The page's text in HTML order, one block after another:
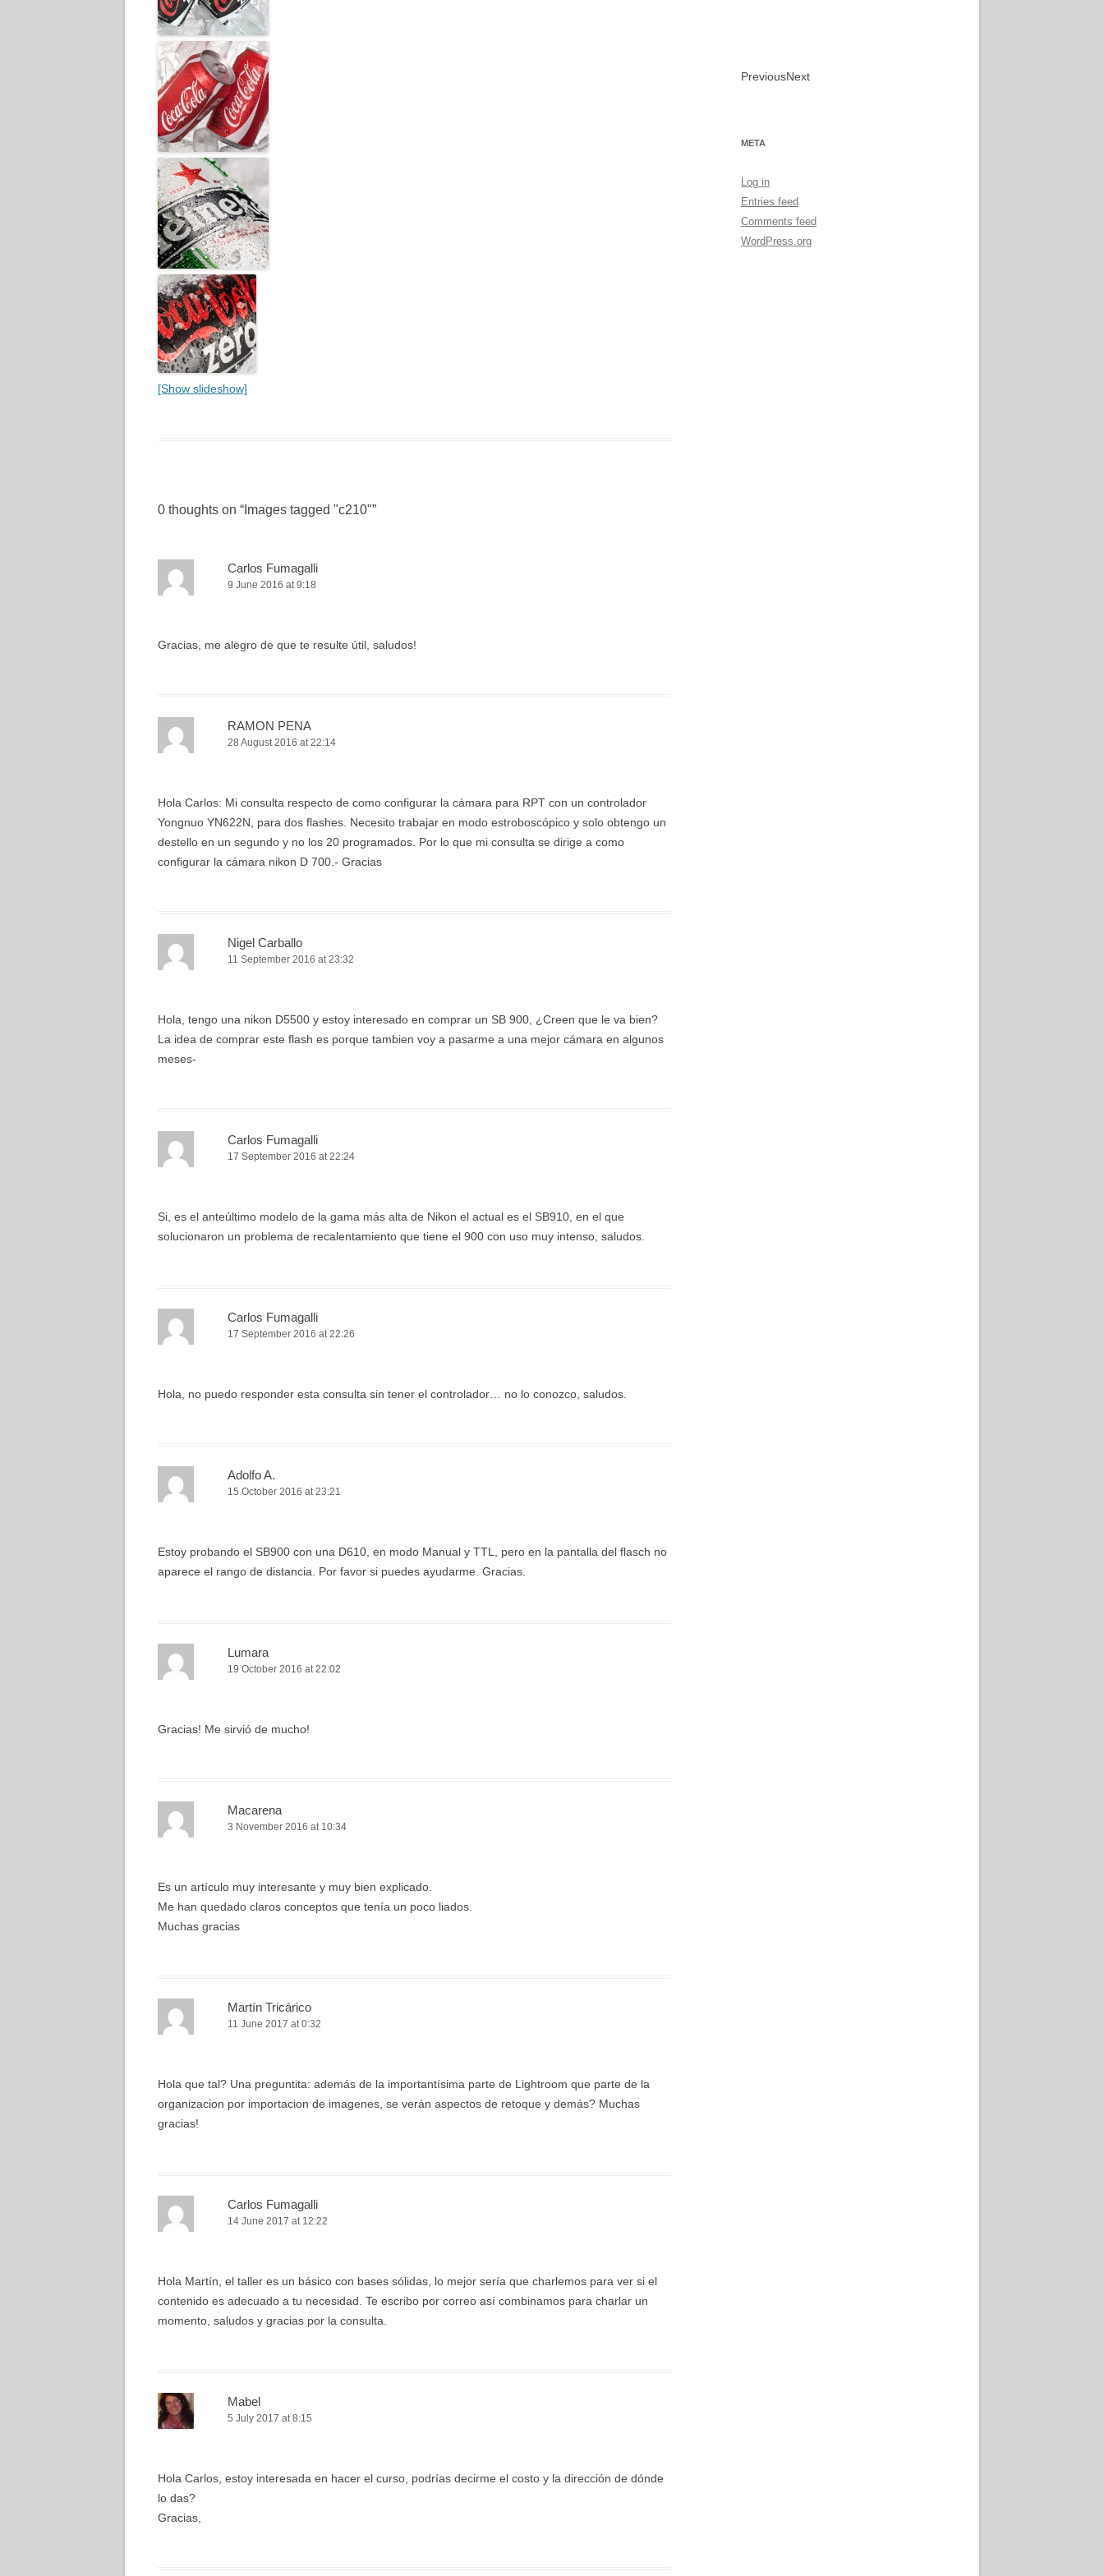
ILUMINACIÓN CON FLASH
PORTÁTIL
FLASH PORTÁTIL
TÉCNICA Y USO DE FLASH
PORTÁTIL
DE TODO UN POCO, DATOS
ÚTILES
[Show slideshow]
0 thoughts on “ Images tagged "c210"”
Carlos Fumagalli
9 June 2016 at 9:18
Gracias, me alegro de que te resulte útil, saludos!
RAMON PENA
28 August 2016 at 22:14
Hola Carlos: Mi consulta respecto de como configurar la cámara para RPT con un controlador
Yongnuo YN622N, para dos flashes. Necesito trabajar en modo estroboscópico y solo obtengo un
destello en un segundo y no los 20 programados. Por lo que mi consulta se dirige a como
configurar la cámara nikon D 700.- Gracias
Nigel Carballo
11 September 2016 at 23:32
Hola, tengo una nikon D5500 y estoy interesado en comprar un SB 900, ¿Creen que le va bien?
La idea de comprar este flash es porque tambien voy a pasarme a una mejor cámara en algunos
meses-
Carlos Fumagalli
17 September 2016 at 22:24
Si, es el anteúltimo modelo de la gama más alta de Nikon el actual es el SB910, en el que
solucionaron un problema de recalentamiento que tiene el 900 con uso muy intenso, saludos.
Carlos Fumagalli
17 September 2016 at 22:26
Hola, no puedo responder esta consulta sin tener el controlador… no lo conozco, saludos.
Adolfo A.
15 October 2016 at 23:21
Estoy probando el SB900 con una D610, en modo Manual y TTL, pero en la pantalla del flasch no
aparece el rango de distancia. Por favor si puedes ayudarme. Gracias.
Lumara
19 October 2016 at 22:02
Gracias! Me sirvió de mucho!
Macarena
3 November 2016 at 10:34
Es un artículo muy interesante y muy bien explicado.
Me han quedado claros conceptos que tenía un poco liados.
Muchas gracias
Martín Tricárico
11 June 2017 at 0:32
Hola que tal? Una preguntita: además de la importantísima parte de Lightroom que parte de la
organizacion por importacion de imagenes, se verán aspectos de retoque y demás? Muchas
gracias!
Carlos Fumagalli
14 June 2017 at 12:22
Hola Martín, el taller es un básico con bases sólidas, lo mejor sería que charlemos para ver si el
contenido es adecuado a tu necesidad. Te escribo por correo así combinamos para charlar un
momento, saludos y gracias por la consulta.
Mabel
5 July 2017 at 8:15
Hola Carlos, estoy interesada en hacer el curso, podrías decirme el costo y la dirección de dónde
lo das?
Gracias,
:PreviousNext
META
Log in
Entries feed
Comments feed
WordPress.org